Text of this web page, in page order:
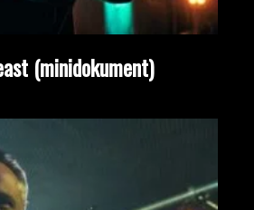
(minidokument)